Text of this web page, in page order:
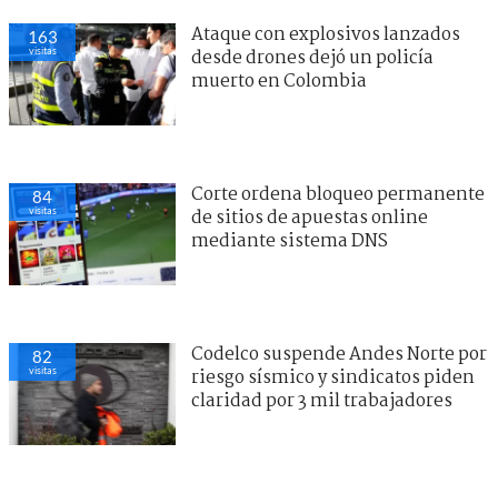
163
visitas
Ataque con explosivos lanzados
desde drones dejó un policía
muerto en Colombia
84
visitas
Corte ordena bloqueo permanente
de sitios de apuestas online
mediante sistema DNS
82
visitas
Codelco suspende Andes Norte por
riesgo sísmico y sindicatos piden
claridad por 3 mil trabajadores